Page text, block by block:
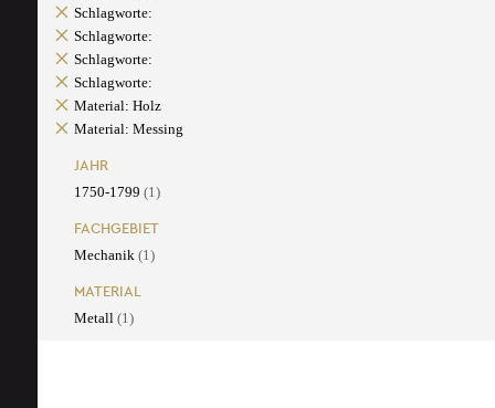
Schlagworte:
Schlagworte:
Schlagworte:
Schlagworte:
Material: Holz
Material: Messing
JAHR
1750-1799 (1)
FACHGEBIET
Mechanik (1)
MATERIAL
Metall (1)